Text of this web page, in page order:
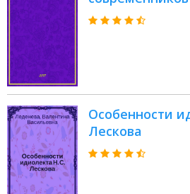
Особенности
Лескова